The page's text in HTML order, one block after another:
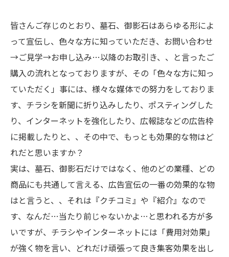
皆さんご存じのとおり、墓石、御影石はあらゆる形によ
って宣伝し、色々な方に知っていただき、お問い合わせ
→ご見学→お申し込み…以降のお取引き、、と言ったご
購入の流れとなっておりますが、その「色々な方に知っ
ていただく」事には、様々な媒体での努力をしておりま
す、チラシを新聞に折り込みしたり、ポスティングした
り、インターネットを強化したり、広報誌などの広告枠
に掲載したりと、、その中で、もっとも効果的な物はど
れだと思いますか？
実は、墓石、御影石だけではなく、他のどの業種、どの
商品にも共通して言える、広告宣伝の一番の効果的な物
はと言うと、、それは『クチコミ』や『紹介』なので
す、なんだ…当たり前じゃないかよ…と思われる方が多
いですが、チラシやインターネットには「費用対効果」
が強く物を言い、どれだけ頑張って良き集客効果を出し